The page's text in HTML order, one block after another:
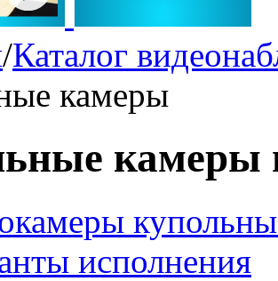
/Каталог
камеры
камеры
исполнения